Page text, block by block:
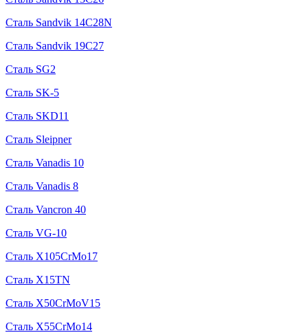
Сталь Sandvik 14C28N
Сталь Sandvik 19C27
Сталь SG2
Сталь SK-5
Сталь SKD11
Сталь Sleipner
Сталь Vanadis 10
Сталь Vanadis 8
Сталь Vancron 40
Сталь VG-10
Сталь X105CrMo17
Сталь X15TN
Сталь X50CrMoV15
Сталь X55CrMo14